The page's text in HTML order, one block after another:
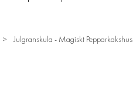
Julgranskula - Magiskt Pepparkakshus